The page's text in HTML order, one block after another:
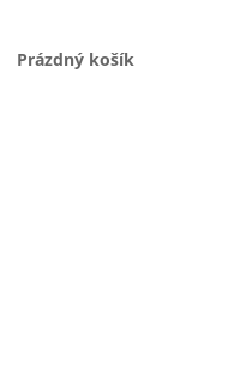
NÁKUPNÍ
KOŠÍK
Prázdný košík